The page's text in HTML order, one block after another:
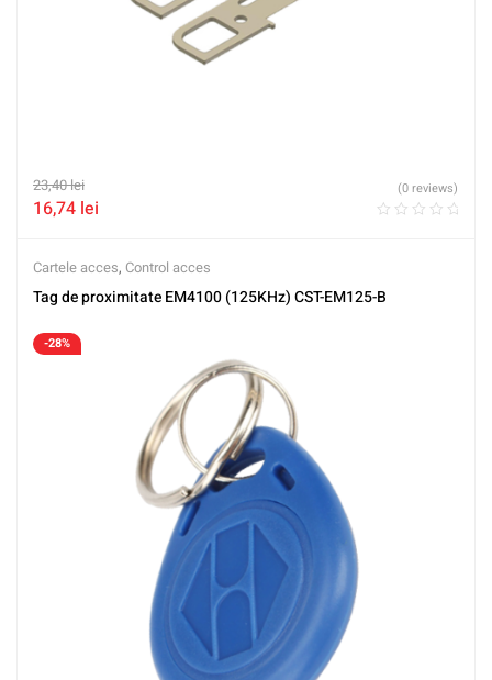
23,40lei
16,74 lei
(0 reviews)
Cartele acces, Control acces
Tag de proximitate EM4100 (125KHz) CST-EM125-B
-28%